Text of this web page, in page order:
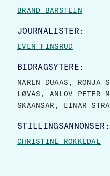
BRAND BARSTEIN
JOURNALISTER:
EVEN FINSRUD
BIDRAGSYTERE:
MAREN DUAAS, RONJA
LØVÅS, ANLOV PETER
SKAANSAR, EINAR
STILLINGSANNONSER:
CHRISTINE ROKKEDAL